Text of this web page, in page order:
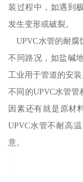
装过程中，如遇到
发生变形或破裂。
UPVC水管的耐腐
不同路况，如盐碱
工业用于管道的安装
不同的UPVC水管
因素还有就是原材
UPVC水管不耐高
意。